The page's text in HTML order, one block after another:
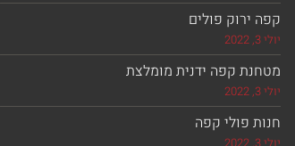
קפה ירוק פולים
יולי 3, 2022
מטחנת קפה ידנית מומלצת
יולי 3, 2022
חנות פולי קפה